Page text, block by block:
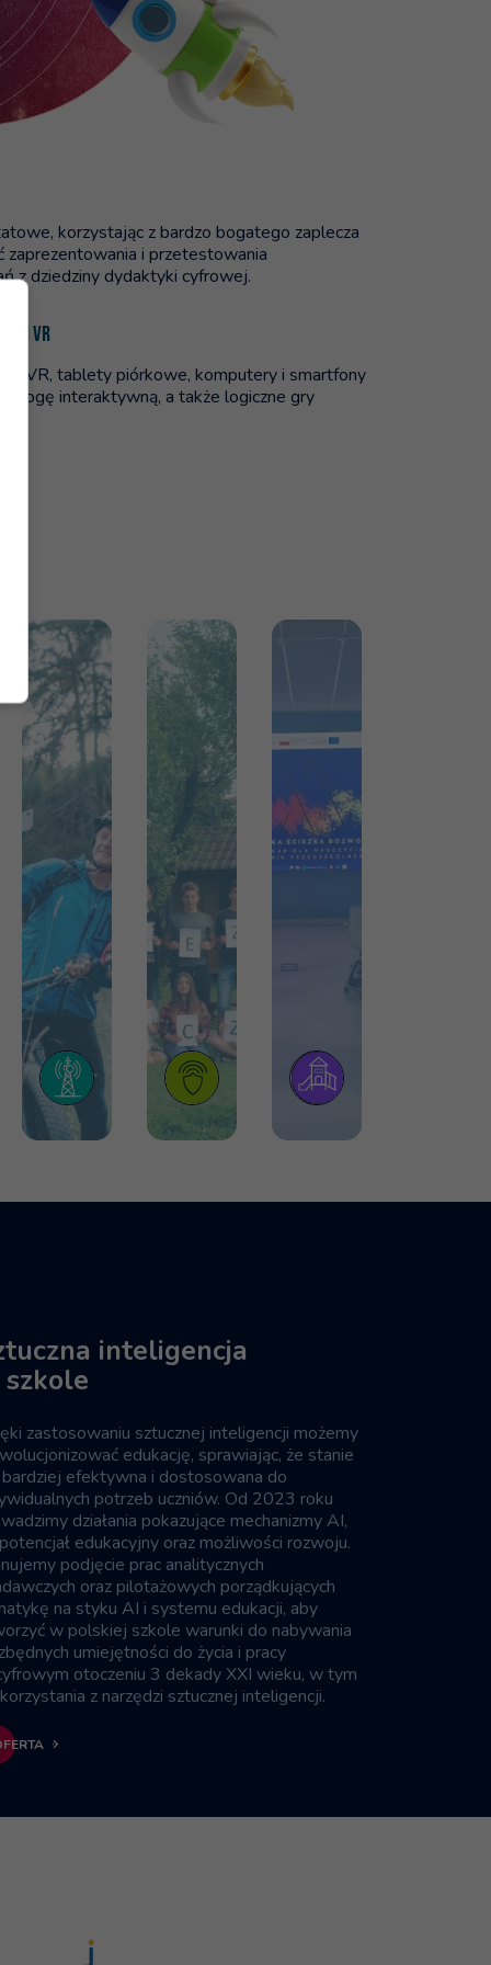
korzystając z bardzo bogatego zaplecza
zaprezentowania i przetestowania
z dziedziny dydaktyki cyfrowej.
I VR
VR, tablety piórkowe, komputery i smartfony
interaktywną, a także logiczne gry
inteligencja
zastosowaniu sztucznej inteligencji możemy
edukację, sprawiając, że stanie
efektywna i dostosowana do
potrzeb uczniów. Od 2023 roku
działania pokazujące mechanizmy AI,
edukacyjny oraz możliwości rozwoju.
podjęcie prac analitycznych
oraz pilotażowych porządkujących
na styku AI i systemu edukacji, aby
w polskiej szkole warunki do nabywania
umiejętności do życia i pracy
otoczeniu 3 dekady XXI wieku, w tym
z narzędzi sztucznej inteligencji.